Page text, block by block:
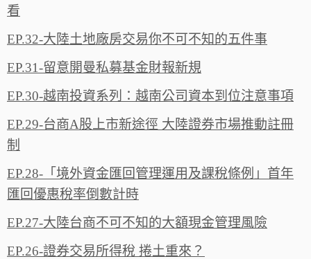
看
EP.32-大陸土地廠房交易你不可不知的五件事
EP.31-留意開曼私募基金財報新規
EP.30-越南投資系列：越南公司資本到位注意事項
EP.29-台商A股上市新途徑 大陸證券市場推動註冊
制
EP.28-「境外資金匯回管理運用及課稅條例」首年
匯回優惠稅率倒數計時
EP.27-大陸台商不可不知的大額現金管理風險
EP.26-證券交易所得稅 捲土重來？